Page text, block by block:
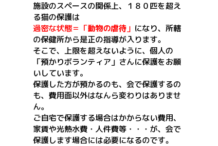
施設のスペースの関係上、１８０匹を超え
る猫の保護は
過密な状態＝「動物の虐待 」 になり、所轄
の保健所から是正の指導が入ります。
そこで、上限を超えないように、個人の
「預かりボランティア」さんに保護をお願
いしています。
保護した方が預かるのも、会で保護するの
も、費用面以外はなんら変わりはありませ
ん。
ご自宅で保護する場合はかからない費用、
家賃や光熱水費・人件費等・・・が、会で
保護します場合には必要になるのです。